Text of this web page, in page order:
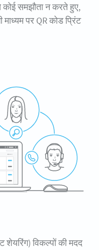
समझौता न करते हुए,
पर QR कोड प्रिंट
विकल्पों की मदद